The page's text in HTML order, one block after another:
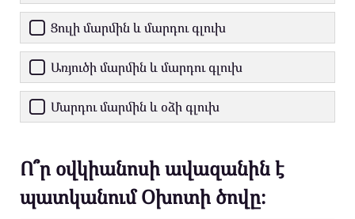
Ցուլի մարմին և մարդու գլուխ
Առյուծի մարմին և մարդու գլուխ
Մարդու մարմին և օձի գլուխ
Ո՞ր օվկիանոսի ավազանին է
պատկանում Օխոտի ծովը։